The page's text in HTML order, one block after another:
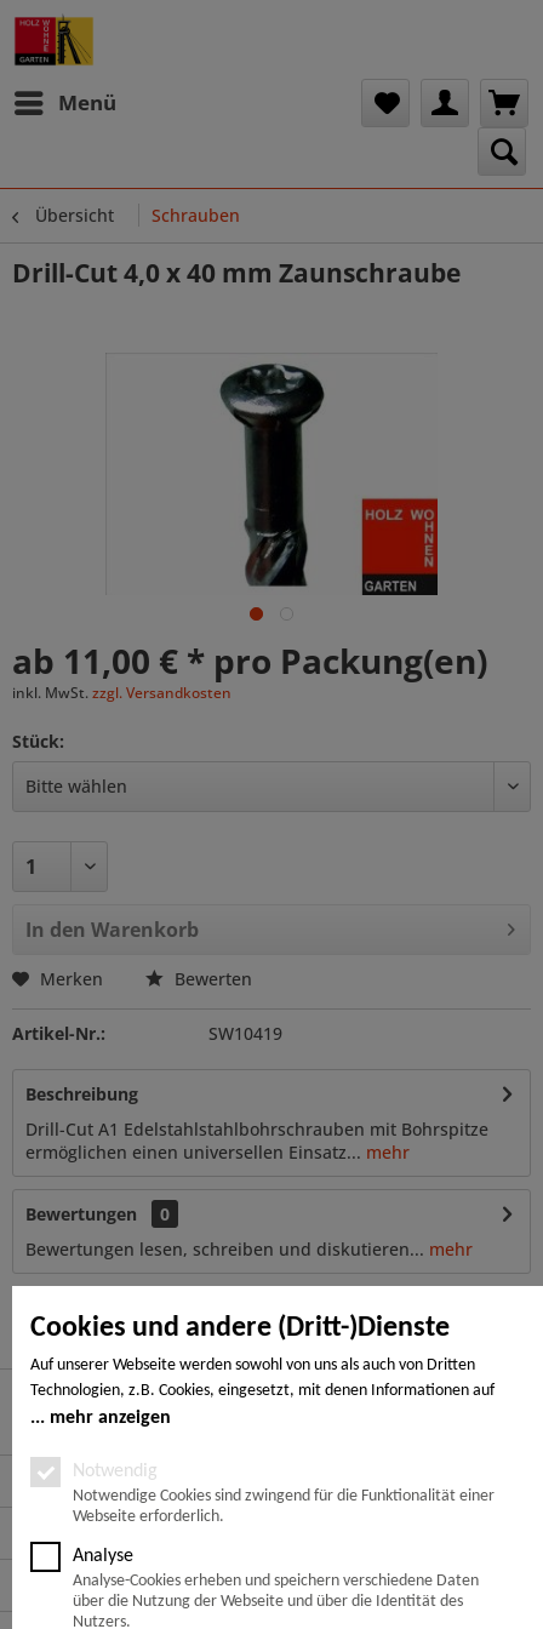
Cookies und andere (Dritt-)Dienste
Auf unserer Webseite werden sowohl von uns als auch von Dritten
Technologien, z.B. Cookies, eingesetzt, mit denen Informationen auf
Ihrem Endgerät gespeichert und/oder von Ihrem Endgerät abgerufen
Notwendige Cookies, Analyse-, Marketing- und Statistik-Cookies. Bei den
notwendigen Cookies handelt es sich um solche, die technisch notwendig
sind, um den von Ihnen gewünschten Dienst bereitzustellen, die übrigen
Cookies werden nur auf Grund einer von Ihnen erteilten Einwilligung
gesetzt. Die Einwilligung ist freiwillig. Personen, die das 16. Lebensjahr
noch nicht vollendet haben, benötigen die Zustimmung der
Sorgeberechtigten. Sie können Ihre Entscheidung jederzeit mit Wirkung
mehr anzeigen
Notwendig
Notwendige Cookies sind zwingend für die Funktionalität einer
Webseite erforderlich.
Analyse
Analyse-Cookies erheben und speichern verschiedene Daten
über die Nutzung der Webseite und über die Identität des
Nutzers.
Menü
Übersicht Schrauben
Drill-Cut 4,0 x 40 mm Zaunschraube
ab 11,00 € * pro Packung(en)
inkl. MwSt. zzgl. Versandkosten
Stück:
In den Warenkorb
Merken Bewerten
Artikel-Nr.: SW10419
Beschreibung
Drill-Cut A1 Edelstahlstahlbohrschrauben mit Bohrspitze
ermöglichen einen universellen Einsatz... mehr
Bewertungen
0
Bewertungen lesen, schreiben und diskutieren... mehr
Ähnliche Artikel
Hier finden Sie uns
Service Hotline
Informationen